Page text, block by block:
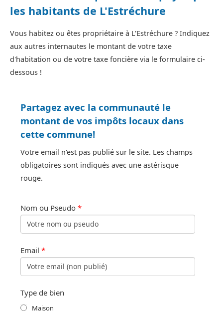
les habitants de L'Estréchure
Vous habitez ou êtes propriétaire à L'Estréchure ? Indiquez
aux autres internautes le montant de votre taxe
d'habitation ou de votre taxe foncière via le formulaire ci-
dessous !
Partagez avec la communauté le
montant de vos impôts locaux dans
cette commune!
Votre email n'est pas publié sur le site. Les champs
obligatoires sont indiqués avec une astérisque
rouge.
Nom ou Pseudo *
Email *
Type de bien
Maison